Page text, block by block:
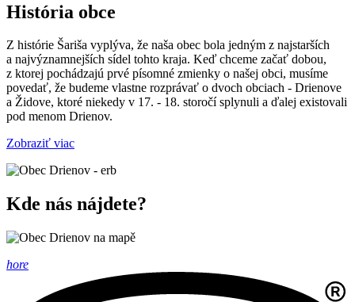
História obce
Z histórie Šariša vyplýva, že naša obec bola jedným z najstarších
a najvýznamnejších sídel tohto kraja. Keď chceme začať dobou,
z ktorej pochádzajú prvé písomné zmienky o našej obci, musíme
povedať, že budeme vlastne rozprávať o dvoch obciach - Drienove
a Židove, ktoré niekedy v 17. - 18. storočí splynuli a ďalej existovali
pod menom Drienov.
Zobraziť viac
Kde nás nájdete?
hore